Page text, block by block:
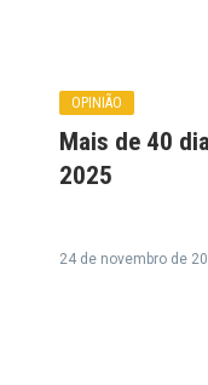
OPINIÃO
Mais de 40
2025
24 de novembro de